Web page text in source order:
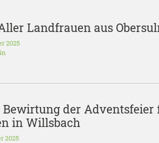
Landfrauen aus
2025
der Adventsfeier
in Willsbach
2025